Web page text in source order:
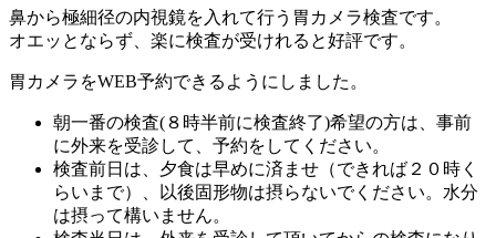
鼻から極細径の内視鏡を入れて行う胃カメラ検査です。
オエッとならず、楽に検査が受けれると好評です。
胃カメラをWEB予約できるようにしました。
朝一番の検査(８時半前に検査終了)希望の方は、事前
に外来を受診して、予約をしてください。
検査前日は、夕食は早めに済ませ（できれば２０時く
らいまで）、以後固形物は摂らないでください。水分
は摂って構いません。